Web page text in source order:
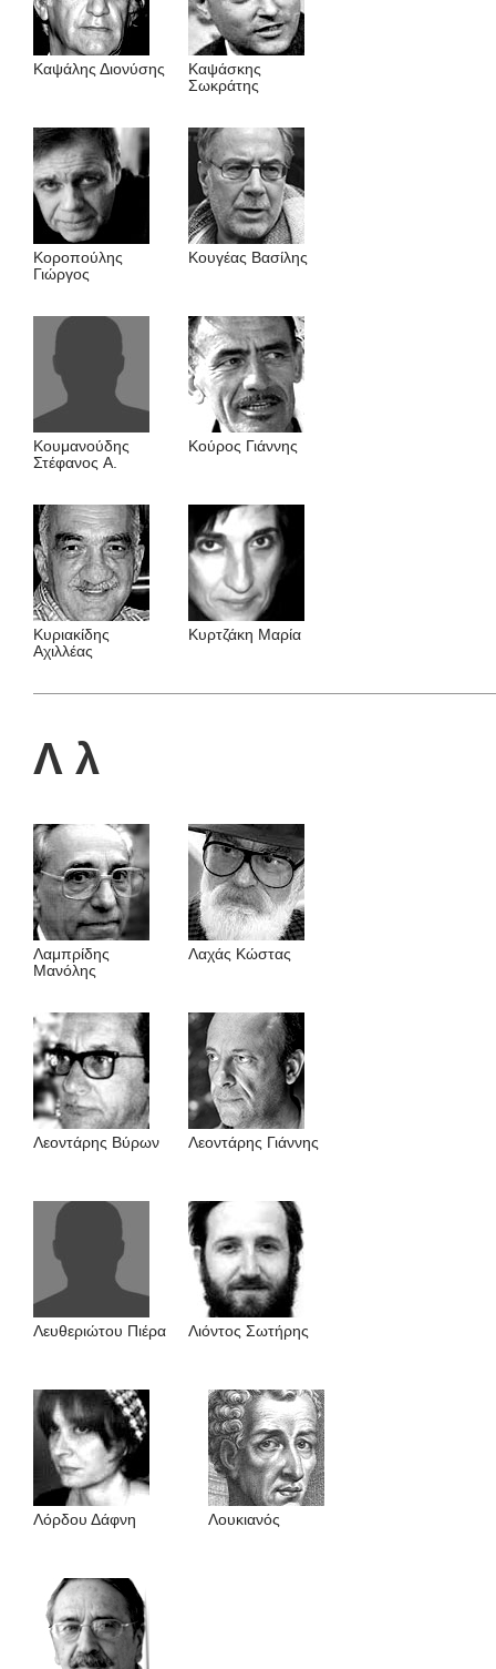
Καψάλης Διονύσης
Καψάσκης
Σωκράτης
Κοροπούλης
Γιώργος
Κουγέας Βασίλης
Κουμανούδης
Στέφανος A.
Κούρος Γιάννης
Κυριακίδης
Αχιλλέας
Κυρτζάκη Μαρία
Λ λ
Λαμπρίδης
Mανόλης
Λαχάς Κώστας
Λεοντάρης Βύρων Λεοντάρης Γιάννης
Λευθεριώτου Πιέρα Λιόντος Σωτήρης
Λόρδου Δάφνη Λουκιανός